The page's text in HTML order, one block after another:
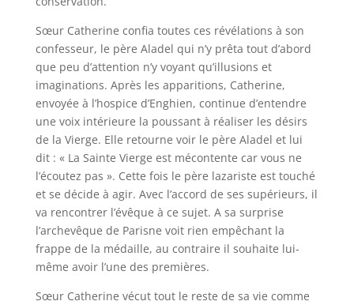
Sœur Catherine confia toutes ces révélations à son
confesseur, le père Aladel qui n’y prêta tout d’abord
que peu d’attention n’y voyant qu’illusions et
imaginations. Après les apparitions, Catherine,
envoyée à l’hospice d’Enghien, continue d’entendre
une voix intérieure la poussant à réaliser les désirs
de la Vierge. Elle retourne voir le père Aladel et lui
dit : « La Sainte Vierge est mécontente car vous ne
l’écoutez pas ». Cette fois le père lazariste est touché
et se décide à agir. Avec l’accord de ses supérieurs, il
va rencontrer l’évêque à ce sujet. A sa surprise
l’archevêque de Parisne voit rien empêchant la
frappe de la médaille, au contraire il souhaite lui-
même avoir l’une des premières.
Sœur Catherine vécut tout le reste de sa vie comme